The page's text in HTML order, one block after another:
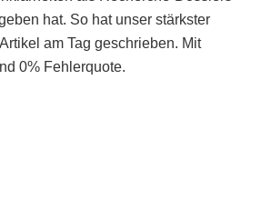
hat. So hat unser stärkster
am Tag geschrieben. Mit
0% Fehlerquote.